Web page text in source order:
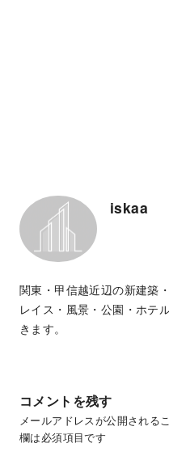
iskaa
関東・甲信越近辺の新建築
レイス・風景・公園・ホテ
きます。
コメントを残す
メールアドレスが公開される
欄は必須項目です